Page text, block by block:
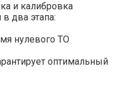
и калибровка
два этапа:
нулевого ТО
оптимальный